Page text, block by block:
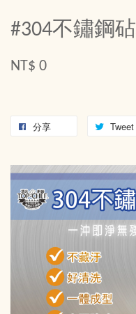
#304不鏽鋼
NT$ 0
分享 Tweet